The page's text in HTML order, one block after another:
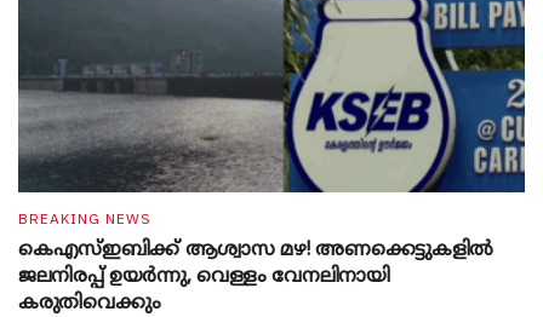
BREAKING NEWS
കെഎസ്ഇബിക്ക് ആശ്വാസ മഴ! അണക്കെട്ടുകളിൽ
ജലനിരപ്പ് ഉയർന്നു, വെള്ളം വേനലിനായി
കരുതിവെക്കും